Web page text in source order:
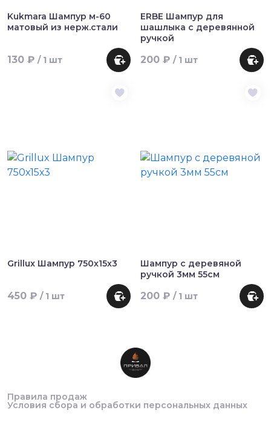
Kukmara Шампур м-60
матовый из нерж.стали
130 ₽ / 1 шт
ERBE Шампур для
шашлыка с деревянной
ручкой
200 ₽ / 1 шт
Grillux Шампур 750х15х3
450 ₽ / 1 шт
Шампур с деревяной
ручкой 3мм 55см
200 ₽ / 1 шт
Правила продаж
Условия сбора и обработки персональных данных